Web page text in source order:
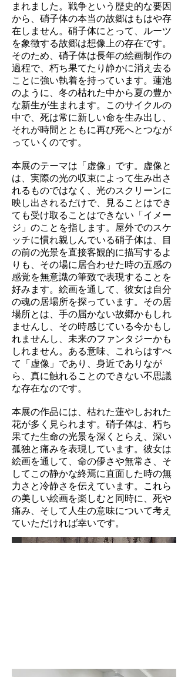
まれました。戦争という歴史的な要因
から、硝⼦体の本当の故郷はもはや存
在しません。硝⼦体にとって、ルーツ
を象徴する故郷は想像上の存在です。
そのため、硝⼦体は⻑年の絵画制作の
過程で、朽ち果てたり静かに消え去る
ことに強い執着を持っています。蓮池
のように、冬の枯れた中から夏の豊か
な新⽣が⽣まれます。このサイクルの
中で、死は常に新しい命を⽣み出し、
それが時間とともに再び死へとつなが
っていくのです。
本展のテーマは「虚像」です。虚像と
は、実際の光の収束によって⽣み出さ
れるものではなく、光のスクリーンに
映し出されるだけで、⾒ることはでき
ても受け取ることはできない「イメー
ジ」のことを指します。屋外でのスケ
ッチに慣れ親しんでいる硝⼦体は、⽬
の前の光景を直接客観的に描写するよ
りも、その場に居合わせた時の五感の
感覚を無意識の筆致で表現することを
好みます。絵画を通して、彼⼥は⾃分
の魂の居場所を探っています。その居
場所とは、⼿の届かない故郷かもしれ
ませんし、その時感じている今かもし
れませんし、未来のファンタジーかも
しれません。ある意味、これらはすべ
て「虚像」であり、身近でありなが
ら、真に触れることのできない不思議
な存在なのです。
本展の作品には、枯れた蓮やしおれた
花が多く⾒られます。硝⼦体は、朽ち
果てた⽣命の光景を深くとらえ、深い
孤独と痛みを表現しています。彼⼥は
絵画を通して、命の儚さや無常さ、そ
してこの静かな終焉に直⾯した時の無
⼒さと冷静さを伝えています。これら
の美しい絵画を楽しむと同時に、死や
痛み、そして⼈⽣の意味について考え
ていただければ幸いです。